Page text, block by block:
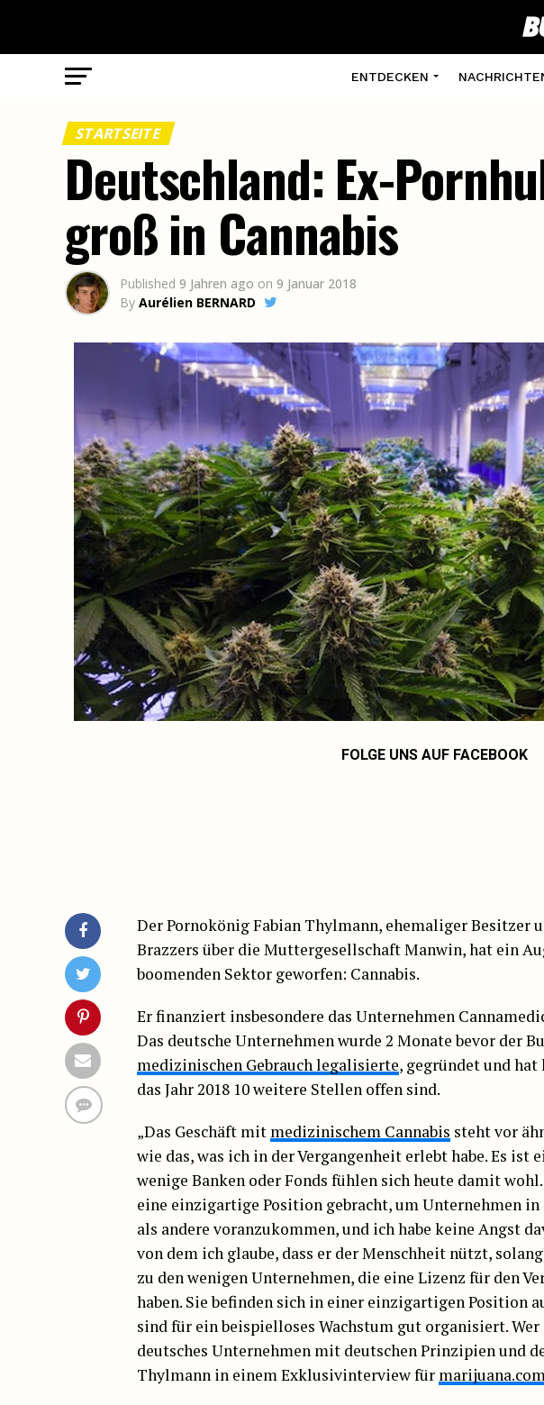
ENTDECKEN
STARTSEITE
Deutschland: Ex-
groß in Cannabis
Published 9 Jahren ago on 9 Januar 2018
By Aurélien BERNARD
FOLGE UNS AUF FACEBOOK
Der Pornokönig Fabian Thylmann, ehemaliger Besitzer
Brazzers über die Muttergesellschaft Manwin, hat ein
boomenden Sektor geworfen: Cannabis.
Er finanziert insbesondere das Unternehmen
Das deutsche Unternehmen wurde 2 Monate bevor der
medizinischen Gebrauch legalisierte, gegründet und
das Jahr 2018 10 weitere Stellen offen sind.
„Das Geschäft mit medizinischem Cannabis steht vor
wie das, was ich in der Vergangenheit erlebt habe. Es ist
wenige Banken oder Fonds fühlen sich heute damit
eine einzigartige Position gebracht, um Unternehmen
als andere voranzukommen, und ich habe keine Angst
von dem ich glaube, dass er der Menschheit nützt,
zu den wenigen Unternehmen, die eine Lizenz für den
haben. Sie befinden sich in einer einzigartigen Position
sind für ein beispielloses Wachstum gut organisiert.
deutsches Unternehmen mit deutschen Prinzipien und
Thylmann in einem Exklusivinterview für